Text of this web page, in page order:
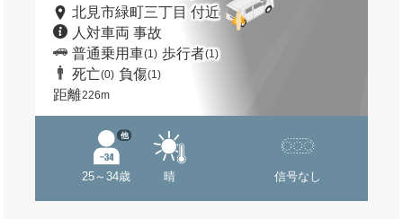
北見市緑町三丁目 付近
人対車両 事故
普通乗用車(1) 歩行者(1)
死亡(0) 負傷(1)
距離226m
25～34歳
他
晴 信号なし